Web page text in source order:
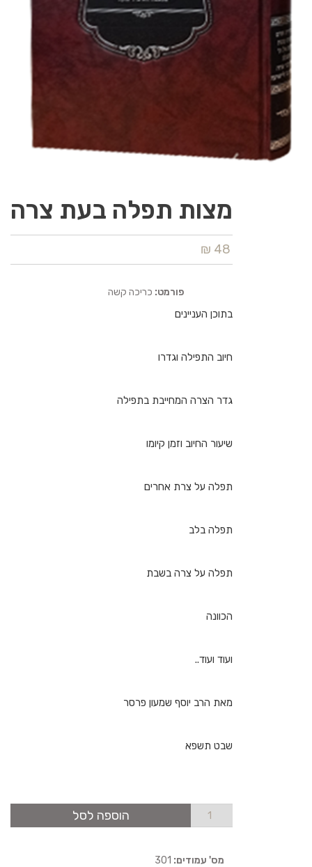
מצות תפלה בעת צרה
48 ₪
פורמט: כריכה קשה
בתוכן העניינים
חיוב התפילה וגדרו
גדר הצרה המחייבת בתפילה
שיעור החיוב וזמן קיומו
תפלה על צרת אחרים
תפלה בלב
תפלה על צרה בשבת
הכוונה
ועוד ועוד..
מאת הרב יוסף שמעון פרסר
שבט תשפא
הוספה לסל
מס' עמודים: